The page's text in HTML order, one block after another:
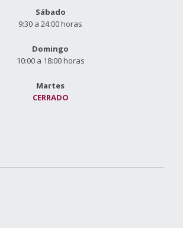
Sábado
9:30 a 24:00 horas
Domingo
10:00 a 18:00 horas
Martes
CERRADO